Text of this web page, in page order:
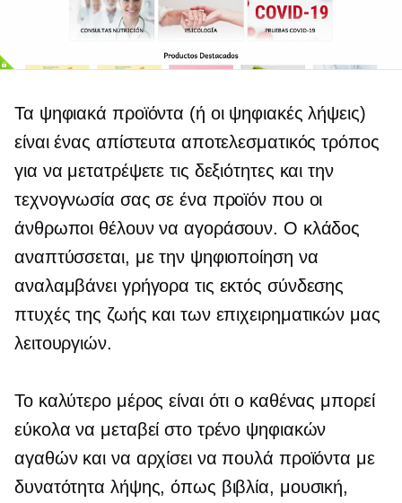
Τα ψηφιακά προϊόντα (ή οι ψηφιακές λήψεις)
είναι ένας απίστευτα αποτελεσματικός τρόπος
για να μετατρέψετε τις δεξιότητες και την
τεχνογνωσία σας σε ένα προϊόν που οι
άνθρωποι θέλουν να αγοράσουν. Ο κλάδος
αναπτύσσεται, με την ψηφιοποίηση να
αναλαμβάνει γρήγορα τις εκτός σύνδεσης
πτυχές της ζωής και των επιχειρηματικών μας
λειτουργιών.
Το καλύτερο μέρος είναι ότι ο καθένας μπορεί
εύκολα να μεταβεί στο τρένο ψηφιακών
αγαθών και να αρχίσει να πουλά προϊόντα με
δυνατότητα λήψης, όπως βιβλία, μουσική,